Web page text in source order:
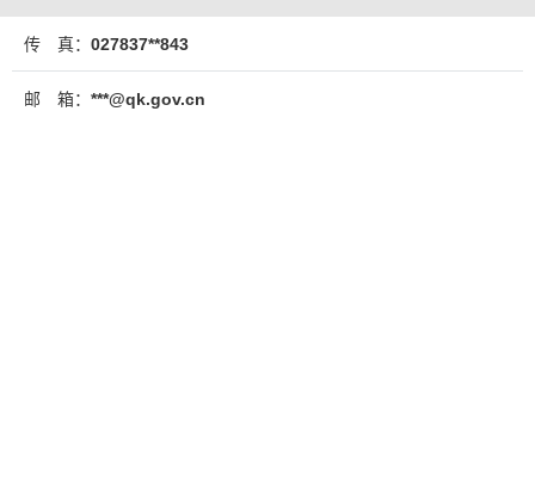
传 真： 027837**843
邮 箱： ***@qk.gov.cn